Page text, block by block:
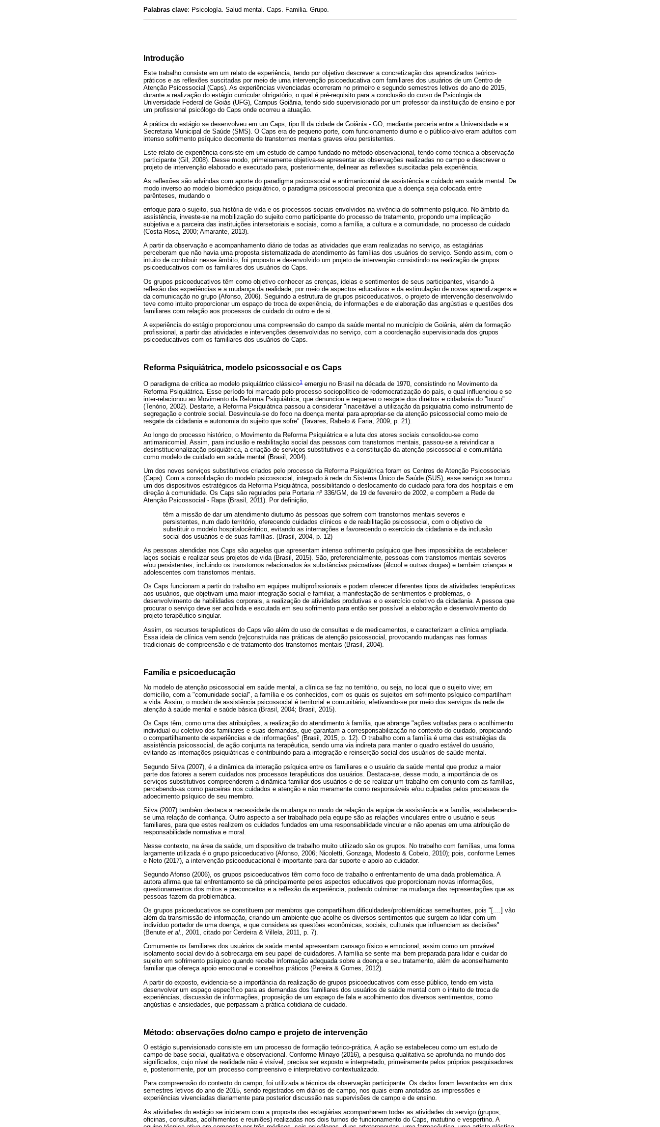
Palabras clave: Psicología. Salud mental. Caps. Familia. Grupo.
Introdução
Este trabalho consiste em um relato de experiência, tendo por objetivo descrever a concretização dos aprendizados teórico-
práticos e as reflexões suscitadas por meio de uma intervenção psicoeducativa com familiares dos usuários de um Centro de
Atenção Psicossocial (Caps). As experiências vivenciadas ocorreram no primeiro e segundo semestres letivos do ano de 2015,
durante a realização do estágio curricular obrigatório, o qual é pré-requisito para a conclusão do curso de Psicologia da
Universidade Federal de Goiás (UFG), Campus Goiânia, tendo sido supervisionado por um professor da instituição de ensino e por
um profissional psicólogo do Caps onde ocorreu a atuação.
A prática do estágio se desenvolveu em um Caps, tipo II da cidade de Goiânia - GO, mediante parceria entre a Universidade e a
Secretaria Municipal de Saúde (SMS). O Caps era de pequeno porte, com funcionamento diurno e o público-alvo eram adultos com
intenso sofrimento psíquico decorrente de transtornos mentais graves e/ou persistentes.
Este relato de experiência consiste em um estudo de campo fundado no método observacional, tendo como técnica a observação
participante (Gil, 2008). Desse modo, primeiramente objetiva-se apresentar as observações realizadas no campo e descrever o
projeto de intervenção elaborado e executado para, posteriormente, delinear as reflexões suscitadas pela experiência.
As reflexões são advindas com aporte do paradigma psicossocial e antimanicomial de assistência e cuidado em saúde mental. De
modo inverso ao modelo biomédico psiquiátrico, o paradigma psicossocial preconiza que a doença seja colocada entre
parênteses, mudando o
enfoque para o sujeito, sua história de vida e os processos sociais envolvidos na vivência do sofrimento psíquico. No âmbito da
assistência, investe-se na mobilização do sujeito como participante do processo de tratamento, propondo uma implicação
subjetiva e a parceira das instituições intersetoriais e sociais, como a família, a cultura e a comunidade, no processo de cuidado
(Costa-Rosa, 2000; Amarante, 2013).
A partir da observação e acompanhamento diário de todas as atividades que eram realizadas no serviço, as estagiárias
perceberam que não havia uma proposta sistematizada de atendimento às famílias dos usuários do serviço. Sendo assim, com o
intuito de contribuir nesse âmbito, foi proposto e desenvolvido um projeto de intervenção consistindo na realização de grupos
psicoeducativos com os familiares dos usuários do Caps.
Os grupos psicoeducativos têm como objetivo conhecer as crenças, ideias e sentimentos de seus participantes, visando à
reflexão das experiências e a mudança da realidade, por meio de aspectos educativos e da estimulação de novas aprendizagens e
da comunicação no grupo (Afonso, 2006). Seguindo a estrutura de grupos psicoeducativos, o projeto de intervenção desenvolvido
teve como intuito proporcionar um espaço de troca de experiência, de informações e de elaboração das angústias e questões dos
familiares com relação aos processos de cuidado do outro e de si.
A experiência do estágio proporcionou uma compreensão do campo da saúde mental no município de Goiânia, além da formação
profissional, a partir das atividades e intervenções desenvolvidas no serviço, com a coordenação supervisionada dos grupos
psicoeducativos com os familiares dos usuários do Caps.
Reforma Psiquiátrica, modelo psicossocial e os Caps
O paradigma de crítica ao modelo psiquiátrico clássico1 emergiu no Brasil na década de 1970, consistindo no Movimento da
Reforma Psiquiátrica. Esse período foi marcado pelo processo sociopolítico de redemocratização do país, o qual influenciou e se
inter-relacionou ao Movimento da Reforma Psiquiátrica, que denunciou e requereu o resgate dos direitos e cidadania do "louco"
(Tenório, 2002). Destarte, a Reforma Psiquiátrica passou a considerar "inaceitável a utilização da psiquiatria como instrumento de
segregação e controle social. Desvincula-se do foco na doença mental para apropriar-se da atenção psicossocial como meio de
resgate da cidadania e autonomia do sujeito que sofre" (Tavares, Rabelo & Faria, 2009, p. 21).
Ao longo do processo histórico, o Movimento da Reforma Psiquiátrica e a luta dos atores sociais consolidou-se como
antimanicomial. Assim, para inclusão e reabilitação social das pessoas com transtornos mentais, passou-se a reivindicar a
desinstitucionalização psiquiátrica, a criação de serviços substitutivos e a constituição da atenção psicossocial e comunitária
como modelo de cuidado em saúde mental (Brasil, 2004).
Um dos novos serviços substitutivos criados pelo processo da Reforma Psiquiátrica foram os Centros de Atenção Psicossociais
(Caps). Com a consolidação do modelo psicossocial, integrado à rede do Sistema Único de Saúde (SUS), esse serviço se tornou
um dos dispositivos estratégicos da Reforma Psiquiátrica, possibilitando o deslocamento do cuidado para fora dos hospitais e em
direção à comunidade. Os Caps são regulados pela Portaria nº 336/GM, de 19 de fevereiro de 2002, e compõem a Rede de
Atenção Psicossocial - Raps (Brasil, 2011). Por definição,
têm a missão de dar um atendimento diuturno às pessoas que sofrem com transtornos mentais severos e
persistentes, num dado território, oferecendo cuidados clínicos e de reabilitação psicossocial, com o objetivo de
substituir o modelo hospitalocêntrico, evitando as internações e favorecendo o exercício da cidadania e da inclusão
social dos usuários e de suas famílias. (Brasil, 2004, p. 12)
As pessoas atendidas nos Caps são aquelas que apresentam intenso sofrimento psíquico que lhes impossibilita de estabelecer
laços sociais e realizar seus projetos de vida (Brasil, 2015). São, preferencialmente, pessoas com transtornos mentais severos
e/ou persistentes, incluindo os transtornos relacionados às substâncias psicoativas (álcool e outras drogas) e também crianças e
adolescentes com transtornos mentais.
Os Caps funcionam a partir do trabalho em equipes multiprofissionais e podem oferecer diferentes tipos de atividades terapêuticas
aos usuários, que objetivam uma maior integração social e familiar, a manifestação de sentimentos e problemas, o
desenvolvimento de habilidades corporais, a realização de atividades produtivas e o exercício coletivo da cidadania. A pessoa que
procurar o serviço deve ser acolhida e escutada em seu sofrimento para então ser possível a elaboração e desenvolvimento do
projeto terapêutico singular.
Assim, os recursos terapêuticos do Caps vão além do uso de consultas e de medicamentos, e caracterizam a clínica ampliada.
Essa ideia de clínica vem sendo (re)construída nas práticas de atenção psicossocial, provocando mudanças nas formas
tradicionais de compreensão e de tratamento dos transtornos mentais (Brasil, 2004).
Família e psicoeducação
No modelo de atenção psicossocial em saúde mental, a clínica se faz no território, ou seja, no local que o sujeito vive; em
domicílio, com a "comunidade social", a família e os conhecidos, com os quais os sujeitos em sofrimento psíquico compartilham
a vida. Assim, o modelo de assistência psicossocial é territorial e comunitário, efetivando-se por meio dos serviços da rede de
atenção à saúde mental e saúde básica (Brasil, 2004; Brasil, 2015).
Os Caps têm, como uma das atribuições, a realização do atendimento à família, que abrange "ações voltadas para o acolhimento
individual ou coletivo dos familiares e suas demandas, que garantam a corresponsabilização no contexto do cuidado, propiciando
o compartilhamento de experiências e de informações" (Brasil, 2015, p. 12). O trabalho com a família é uma das estratégias da
assistência psicossocial, de ação conjunta na terapêutica, sendo uma via indireta para manter o quadro estável do usuário,
evitando as internações psiquiátricas e contribuindo para a integração e reinserção social dos usuários de saúde mental.
Segundo Silva (2007), é a dinâmica da interação psíquica entre os familiares e o usuário da saúde mental que produz a maior
parte dos fatores a serem cuidados nos processos terapêuticos dos usuários. Destaca-se, desse modo, a importância de os
serviços substitutivos compreenderem a dinâmica familiar dos usuários e de se realizar um trabalho em conjunto com as famílias,
percebendo-as como parceiras nos cuidados e atenção e não meramente como responsáveis e/ou culpadas pelos processos de
adoecimento psíquico de seu membro.
Silva (2007) também destaca a necessidade da mudança no modo de relação da equipe de assistência e a família, estabelecendo-
se uma relação de confiança. Outro aspecto a ser trabalhado pela equipe são as relações vinculares entre o usuário e seus
familiares, para que estes realizem os cuidados fundados em uma responsabilidade vincular e não apenas em uma atribuição de
responsabilidade normativa e moral.
Nesse contexto, na área da saúde, um dispositivo de trabalho muito utilizado são os grupos. No trabalho com famílias, uma forma
largamente utilizada é o grupo psicoeducativo (Afonso, 2006; Nicoletti, Gonzaga, Modesto & Cobelo, 2010); pois, conforme Lemes
e Neto (2017), a intervenção psicoeducacional é importante para dar suporte e apoio ao cuidador.
Segundo Afonso (2006), os grupos psicoeducativos têm como foco de trabalho o enfrentamento de uma dada problemática. A
autora afirma que tal enfrentamento se dá principalmente pelos aspectos educativos que proporcionam novas informações,
questionamentos dos mitos e preconceitos e a reflexão da experiência, podendo culminar na mudança das representações que as
pessoas fazem da problemática.
Os grupos psicoeducativos se constituem por membros que compartilham dificuldades/problemáticas semelhantes, pois "[....] vão
além da transmissão de informação, criando um ambiente que acolhe os diversos sentimentos que surgem ao lidar com um
indivíduo portador de uma doença, e que considera as questões econômicas, sociais, culturais que influenciam as decisões"
(Benute et al., 2001, citado por Cerdeira & Villela, 2011, p. 7).
Comumente os familiares dos usuários de saúde mental apresentam cansaço físico e emocional, assim como um provável
isolamento social devido à sobrecarga em seu papel de cuidadores. A família se sente mai bem preparada para lidar e cuidar do
sujeito em sofrimento psíquico quando recebe informação adequada sobre a doença e seu tratamento, além de aconselhamento
familiar que ofereça apoio emocional e conselhos práticos (Pereira & Gomes, 2012).
A partir do exposto, evidencia-se a importância da realização de grupos psicoeducativos com esse público, tendo em vista
desenvolver um espaço específico para as demandas dos familiares dos usuários de saúde mental com o intuito de troca de
experiências, discussão de informações, proposição de um espaço de fala e acolhimento dos diversos sentimentos, como
angústias e ansiedades, que perpassam a prática cotidiana de cuidado.
Método: observações do/no campo e projeto de intervenção
O estágio supervisionado consiste em um processo de formação teórico-prática. A ação se estabeleceu como um estudo de
campo de base social, qualitativa e observacional. Conforme Minayo (2016), a pesquisa qualitativa se aprofunda no mundo dos
significados, cujo nível de realidade não é visível, precisa ser exposto e interpretado, primeiramente pelos próprios pesquisadores
e, posteriormente, por um processo compreensivo e interpretativo contextualizado.
Para compreensão do contexto do campo, foi utilizada a técnica da observação participante. Os dados foram levantados em dois
semestres letivos do ano de 2015, sendo registrados em diários de campo, nos quais eram anotadas as impressões e
experiências vivenciadas diariamente para posterior discussão nas supervisões de campo e de ensino.
As atividades do estágio se iniciaram com a proposta das estagiárias acompanharem todas as atividades do serviço (grupos,
oficinas, consultas, acolhimentos e reuniões) realizadas nos dois turnos de funcionamento do Caps, matutino e vespertino. A